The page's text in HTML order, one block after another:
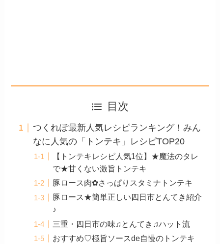
目次
つくれぽ最新人気レシピランキング！みん
なに人気の「トンテキ」レシピTOP20
【トンテキレシピ人気1位】★魔法のタレ
で★甘くない激旨トンテキ
豚ロース肉✿さっぱりスタミナトンテキ
豚ロース★簡単正しい四日市とんてき紹介
♪
三重・四日市の味♫とんてき♫ハット流
おすすめ♡極旨ソースde自慢のトンテキ